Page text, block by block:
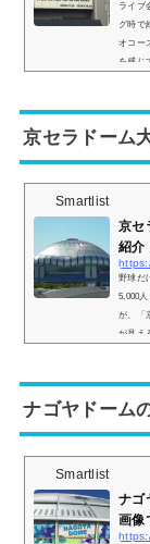
ライブ
グ時で
オコー
を感じ
場スタ
席は ...
京セラドーム
Smartlist
京セ
紹介
野球だ
5,000
が、「
が見え
下の通
阪の公
ナゴヤドーム
Smartlist
ナゴ
画像